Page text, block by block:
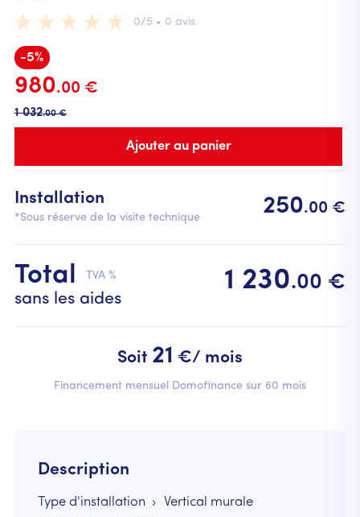
Description
Type d'installation
Vertical murale
0/5 • 0 avis
-5%
980.00 €
1 032.00 €
Installation
*Sous réserve de la visite technique 250.00 €
Total TVA %
sans les aides
1 230.00 €
Soit 21 €/ mois
Financement mensuel Domofinance sur 60 mois